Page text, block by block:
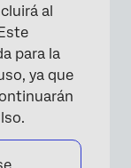
al
para la
ya que